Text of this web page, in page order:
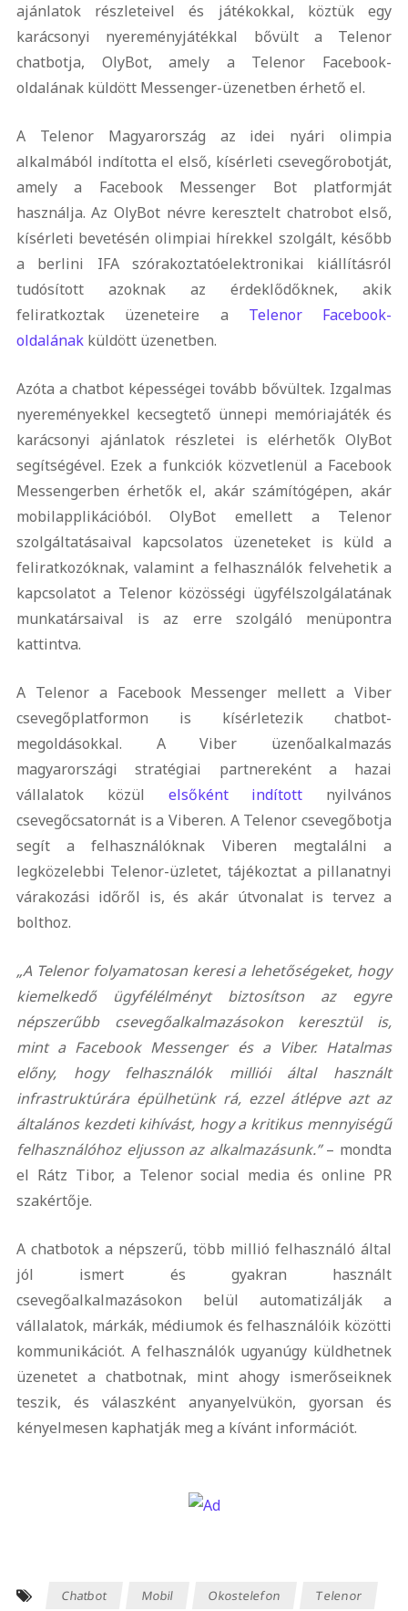
ajánlatok részleteivel és játékokkal, köztük egy
karácsonyi nyereményjátékkal bővült a Telenor
chatbotja, OlyBot, amely a Telenor Facebook-
oldalának küldött Messenger-üzenetben érhető el.
A Telenor Magyarország az idei nyári olimpia
alkalmából indította el első, kísérleti csevegőrobotját,
amely a Facebook Messenger Bot platformját
használja. Az OlyBot névre keresztelt chatrobot első,
kísérleti bevetésén olimpiai hírekkel szolgált, később
a berlini IFA szórakoztatóelektronikai kiállításról
tudósított azoknak az érdeklődőknek, akik
feliratkoztak üzeneteire a Telenor Facebook-
oldalánakküldött üzenetben.
Azóta a chatbot képességei tovább bővültek. Izgalmas
nyereményekkel kecsegtető ünnepi memóriajáték és
karácsonyi ajánlatok részletei is elérhetők OlyBot
segítségével. Ezek a funkciók közvetlenül a Facebook
Messengerben érhetők el, akár számítógépen, akár
mobilapplikációból. OlyBot emellett a Telenor
szolgáltatásaival kapcsolatos üzeneteket is küld a
feliratkozóknak, valamint a felhasználók felvehetik a
kapcsolatot a Telenor közösségi ügyfélszolgálatának
munkatársaival is az erre szolgáló menüpontra
kattintva.
A Telenor a Facebook Messenger mellett a Viber
csevegőplatformon is kísérletezik chatbot-
megoldásokkal. A Viber üzenőalkalmazás
magyarországi stratégiai partnereként a hazai
vállalatok közül elsőként indított nyilvános
csevegőcsatornát is a Viberen. A Telenor csevegőbotja
segít a felhasználóknak Viberen megtalálni a
legközelebbi Telenor-üzletet, tájékoztat a pillanatnyi
várakozási időről is, és akár útvonalat is tervez a
bolthoz.
„A Telenor folyamatosan keresi a lehetőségeket, hogy
kiemelkedő ügyfélélményt biztosítson az egyre
népszerűbb csevegőalkalmazásokon keresztül is,
mint a Facebook Messenger és a Viber. Hatalmas
előny, hogy felhasználók milliói által használt
infrastruktúrára épülhetünk rá, ezzel átlépve azt az
általános kezdeti kihívást, hogy a kritikus mennyiségű
felhasználóhoz eljusson az alkalmazásunk.”– mondta
el Rátz Tibor, a Telenor social media és online PR
szakértője.
A chatbotok a népszerű, több millió felhasználó által
jól ismert és gyakran használt
csevegőalkalmazásokon belül automatizálják a
vállalatok, márkák, médiumok és felhasználóik közötti
kommunikációt. A felhasználók ugyanúgy küldhetnek
üzenetet a chatbotnak, mint ahogy ismerőseiknek
teszik, és válaszként anyanyelvükön, gyorsan és
kényelmesen kaphatják meg a kívánt információt.
Chatbot Mobil Okostelefon Telenor